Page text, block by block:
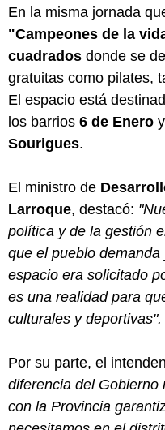
En la misma jornada
"Campeones de la
cuadrados donde se
gratuitas como pilates,
El espacio está
los barrios 6 de Enero y
Sourigues.
El ministro de
Larroque, destacó:
política y de la gestión
que el pueblo
espacio era solicitado
es una realidad para
culturales y deportivas".
Por su parte, el
diferencia del Gobierno
con la Provincia